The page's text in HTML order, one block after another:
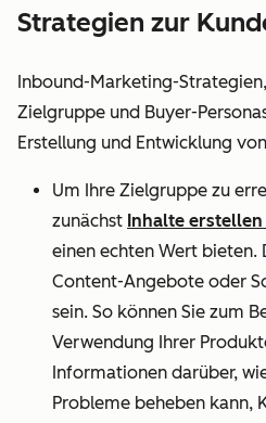
Strategien zur
Inbound-Marketing-
Zielgruppe und Buyer-
Erstellung und Entwicklung
Um Ihre Zielgruppe zu
zunächst Inhalte
einen echten Wert bieten.
Content-Angebote oder
sein. So können Sie zum
Verwendung Ihrer
Informationen darüber,
Probleme beheben kann,